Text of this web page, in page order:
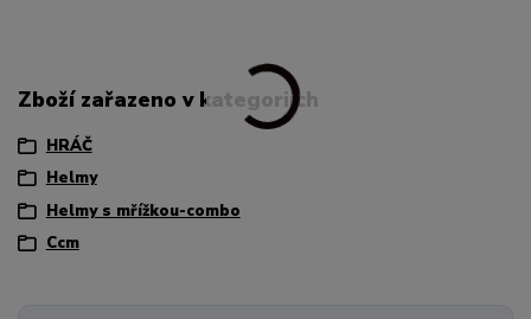
Zboží zařazeno v kategoriích
HRÁČ
Helmy
Helmy s mřížkou-combo
Ccm